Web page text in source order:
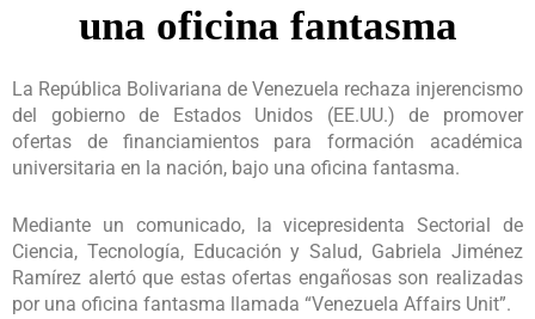
una oficina fantasma
La República Bolivariana de Venezuela rechaza injerencismo
del gobierno de Estados Unidos (EE.UU.) de promover
ofertas de financiamientos para formación académica
universitaria en la nación, bajo una oficina fantasma.
Mediante un comunicado, la vicepresidenta Sectorial de
Ciencia, Tecnología, Educación y Salud, Gabriela Jiménez
Ramírez alertó que estas ofertas engañosas son realizadas
por una oficina fantasma llamada “Venezuela Affairs Unit”.